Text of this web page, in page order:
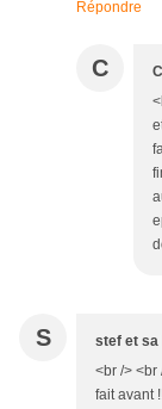
Répondre
C
S stef et sa
<br />
fait avant